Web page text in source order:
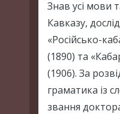
Знав усі мови
Кавказу,
«Російсько-
(1890) та
(1906). За
граматика із
звання